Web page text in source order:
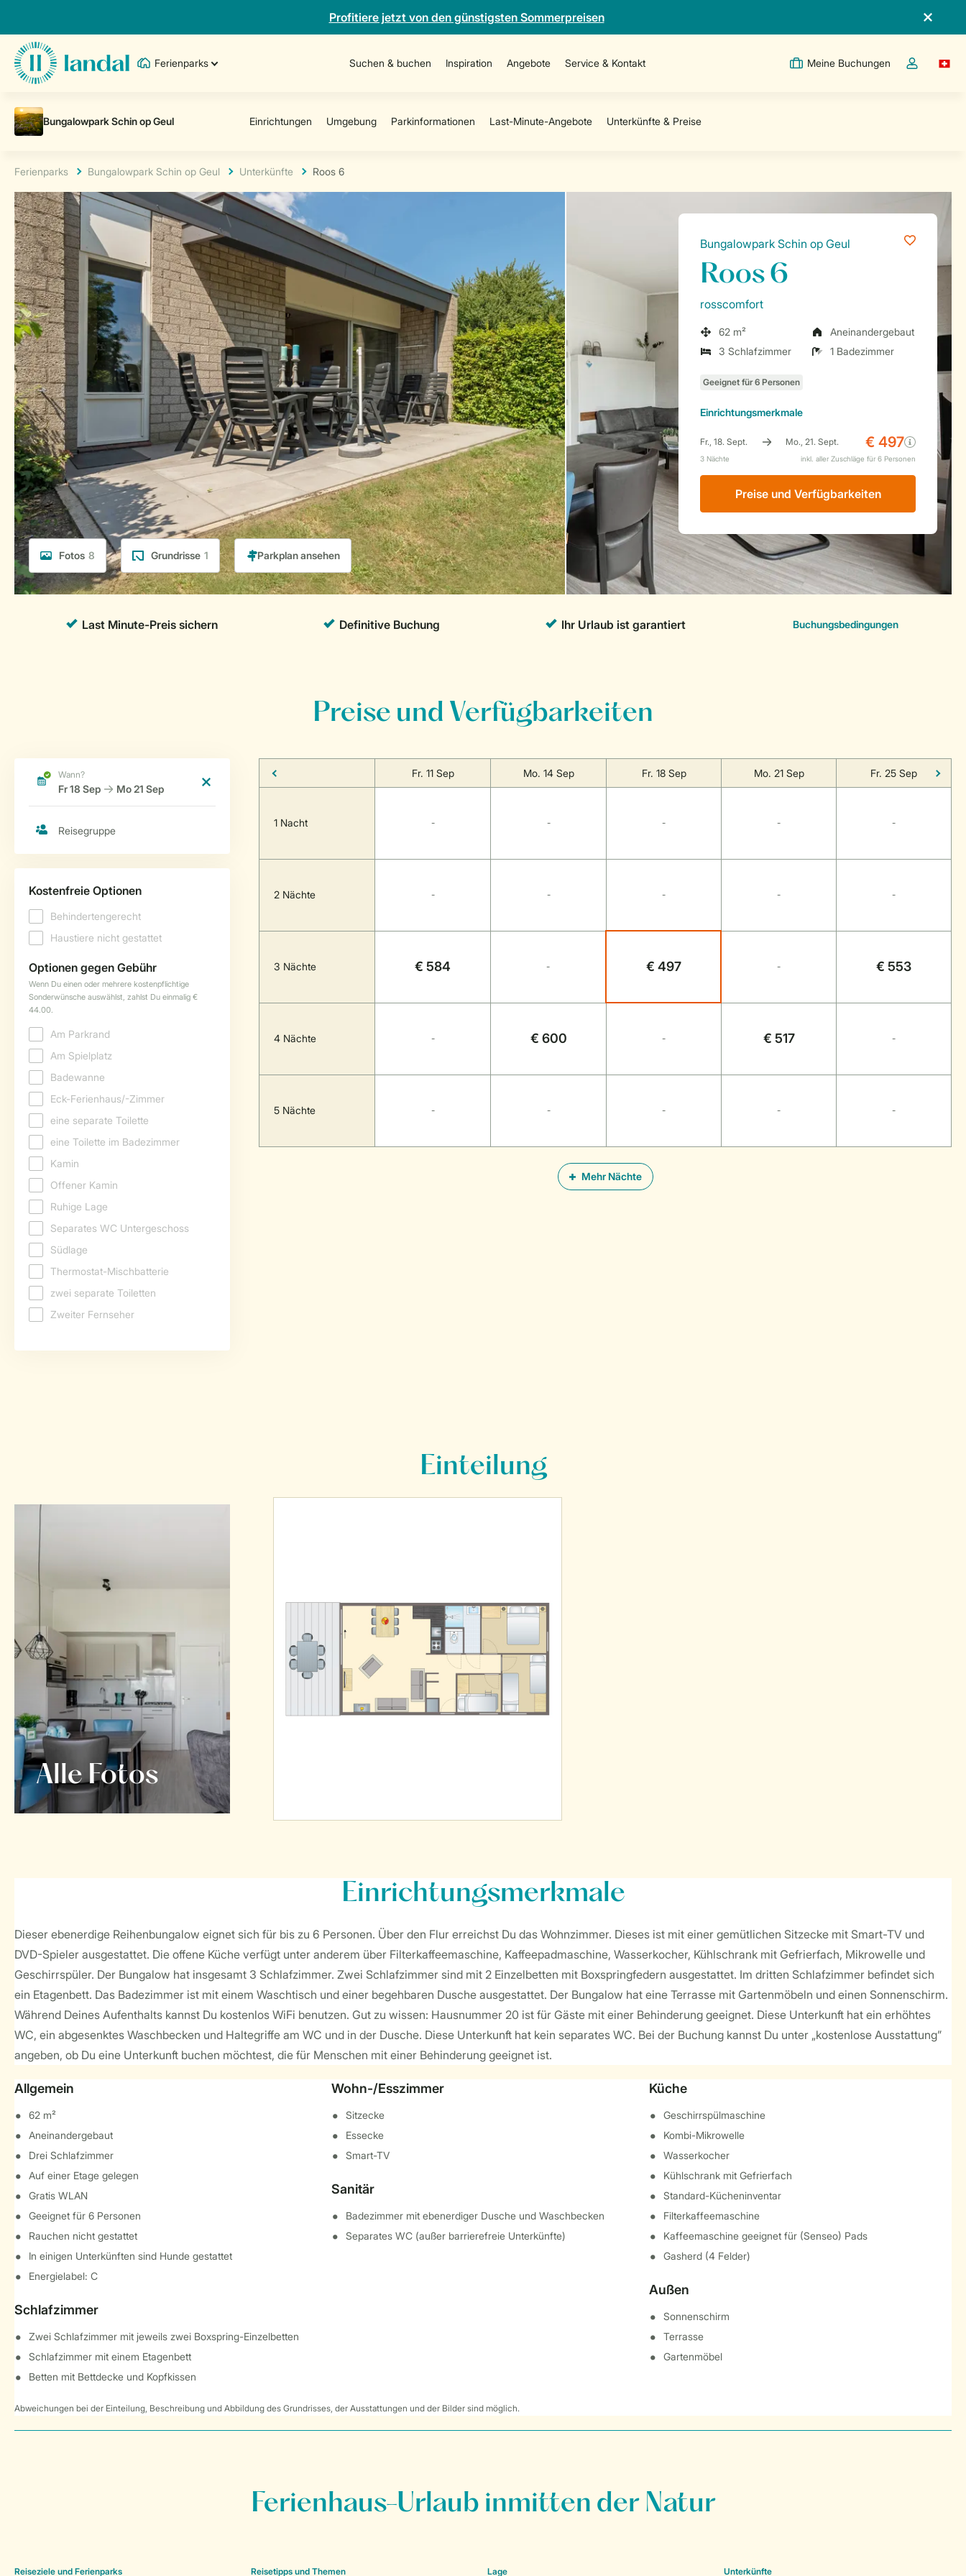
Profitiere jetzt von den günstigsten Sommerpreisen
Ferienparks Suchen & buchen Inspiration Angebote Service & Kontakt Meine Buchungen
Dropdown-
Ferienparks Bungalowpark Schin op Geul Unterkünfte Roos 6
Fotos 8 Grundrisse 1
Bungalowpark Schin op Geul
Roos 6
rosscomfort
62 m²
Aneinandergebaut
3 Schlafzimmer
1 Badezimmer
Einrichtungsmerkmale
Preise und Verfügbarkeiten
Preise und Verfügbarkeiten
Mehr Nächte
Fr. 11 Sep Mo. 14 Sep Fr. 18 Sep Mo. 21 Sep Fr. 25 Sep
1 Nacht - - - - -
2 Nächte - - - - -
3 Nächte € 584 - € 497 - € 553
4 Nächte - € 600 - € 517 -
5 Nächte - - - - -
Einteilung
Alle Fotos
Einrichtungsmerkmale
Dieser ebenerdige Reihenbungalow eignet sich für bis zu 6 Personen. Über den Flur erreichst Du das Wohnzimmer. Dieses ist mit einer gemütlichen Sitzecke mit Smart-TV und
DVD-Spieler ausgestattet. Die offene Küche verfügt unter anderem über Filterkaffeemaschine, Kaffeepadmaschine, Wasserkocher, Kühlschrank mit Gefrierfach, Mikrowelle und
Geschirrspüler. Der Bungalow hat insgesamt 3 Schlafzimmer. Zwei Schlafzimmer sind mit 2 Einzelbetten mit Boxspringfedern ausgestattet. Im dritten Schlafzimmer befindet sich
ein Etagenbett. Das Badezimmer ist mit einem Waschtisch und einer begehbaren Dusche ausgestattet. Der Bungalow hat eine Terrasse mit Gartenmöbeln und einen Sonnenschirm.
Während Deines Aufenthalts kannst Du kostenlos WiFi benutzen. Gut zu wissen: Hausnummer 20 ist für Gäste mit einer Behinderung geeignet. Diese Unterkunft hat ein erhöhtes
WC, ein abgesenktes Waschbecken und Haltegriffe am WC und in der Dusche. Diese Unterkunft hat kein separates WC. Bei der Buchung kannst Du unter „kostenlose Ausstattung”
angeben, ob Du eine Unterkunft buchen möchtest, die für Menschen mit einer Behinderung geeignet ist.
Allgemein
62 m²
Aneinandergebaut
Drei Schlafzimmer
Auf einer Etage gelegen
Gratis WLAN
Geeignet für 6 Personen
Rauchen nicht gestattet
In einigen Unterkünften sind Hunde gestattet
Energielabel: C
Schlafzimmer
Zwei Schlafzimmer mit jeweils zwei Boxspring-Einzelbetten
Schlafzimmer mit einem Etagenbett
Betten mit Bettdecke und Kopfkissen
Wohn-/Esszimmer
Sitzecke
Essecke
Smart-TV
Sanitär
Badezimmer mit ebenerdiger Dusche und Waschbecken
Separates WC (außer barrierefreie Unterkünfte)
Küche
Geschirrspülmaschine
Kombi-Mikrowelle
Wasserkocher
Kühlschrank mit Gefrierfach
Standard-Kücheninventar
Filterkaffeemaschine
Kaffeemaschine geeignet für (Senseo) Pads
Gasherd (4 Felder)
Außen
Sonnenschirm
Terrasse
Gartenmöbel
Abweichungen bei der Einteilung, Beschreibung und Abbildung des Grundrisses, der Ausstattungen und der Bilder sind möglich.
Ferienhaus-Urlaub inmitten der Natur
Reiseziele und Ferienparks Reisetipps und Themen Lage Unterkünfte